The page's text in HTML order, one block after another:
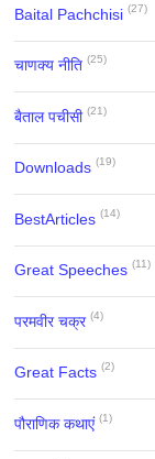
Baital Pachchisi (27)
चाणक्य नीति (25)
बैताल पचीसी (21)
Downloads (19)
BestArticles (14)
Great Speeches (11)
परमवीर चक्र (4)
Great Facts (2)
पौराणिक कथाएं (1)